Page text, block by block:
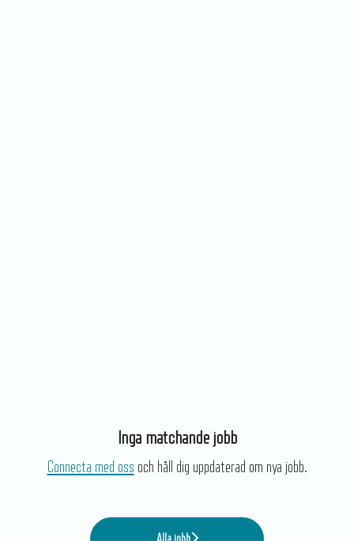
Inga matchande jobb
Connecta med oss och håll dig uppdaterad om nya jobb.
Alla jobb